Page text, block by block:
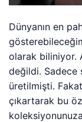
Dünyanın en
olarak biliniyor.
değildi. Sadece
üretilmişti.
çıkartarak bu